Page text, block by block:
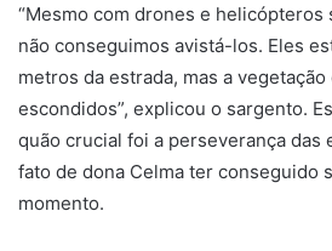
“Mesmo com drones e helicópteros
não conseguimos avistá-los. Eles
metros da estrada, mas a
escondidos”, explicou o sargento.
quão crucial foi a perseverança das
fato de dona Celma ter conseguido
momento.